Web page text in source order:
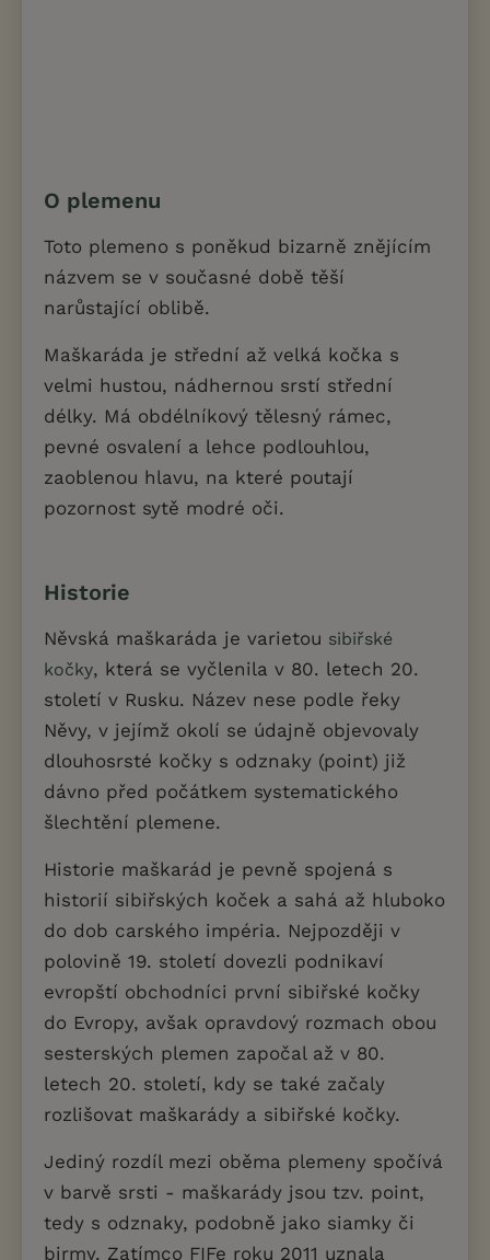
O plemenu
Toto plemeno s poněkud bizarně znějícím
názvem se v současné době těší
narůstající oblibě.
Maškaráda je střední až velká kočka s
velmi hustou, nádhernou srstí střední
délky. Má obdélníkový tělesný rámec,
pevné osvalení a lehce podlouhlou,
zaoblenou hlavu, na které poutají
pozornost sytě modré oči.
Historie
Něvská maškaráda je varietou sibiřské
kočky, která se vyčlenila v 80. letech 20.
století v Rusku. Název nese podle řeky
Něvy, v jejímž okolí se údajně objevovaly
dlouhosrsté kočky s odznaky (point) již
dávno před počátkem systematického
šlechtění plemene.
Historie maškarád je pevně spojená s
historií sibiřských koček a sahá až hluboko
do dob carského impéria. Nejpozději v
polovině 19. století dovezli podnikaví
evropští obchodníci první sibiřské kočky
do Evropy, avšak opravdový rozmach obou
sesterských plemen započal až v 80.
letech 20. století, kdy se také začaly
rozlišovat maškarády a sibiřské kočky.
Jediný rozdíl mezi oběma plemeny spočívá
v barvě srsti - maškarády jsou tzv. point,
tedy s odznaky, podobně jako siamky či
birmy. Zatímco FIFe roku 2011 uznala